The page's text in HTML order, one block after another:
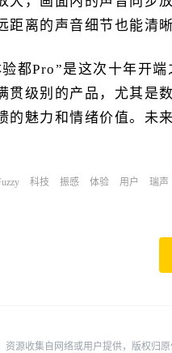
距离的声音细节也能清晰
都Pro”是这次十年开
贯级别的产品，尤其是
的魅力和情绪价值。未
科技 振感 体验 用户 瑞声
资源收集自网络或用户提供，版权归